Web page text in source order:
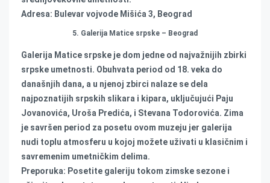
Adresa: Bulevar vojvode Mišića 3, Beograd
5. Galerija Matice srpske – Beograd
Galerija Matice srpske je dom jedne od najvažnijih zbirki
srpske umetnosti. Obuhvata period od 18. veka do
današnjih dana, a u njenoj zbirci nalaze se dela
najpoznatijih srpskih slikara i kipara, uključujući Paju
Jovanovića, Uroša Predića, i Stevana Todorovića. Zima
je savršen period za posetu ovom muzeju jer galerija
nudi toplu atmosferu u kojoj možete uživati u klasičnim i
savremenim umetničkim delima.
Preporuka: Posetite galeriju tokom zimske sezone i